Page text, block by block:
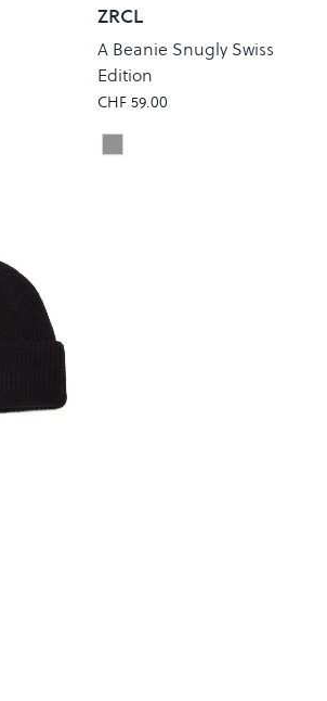
ZRCL
A Beanie Snugly Swiss
Edition
CHF 59.00
Colour
Silver Shine